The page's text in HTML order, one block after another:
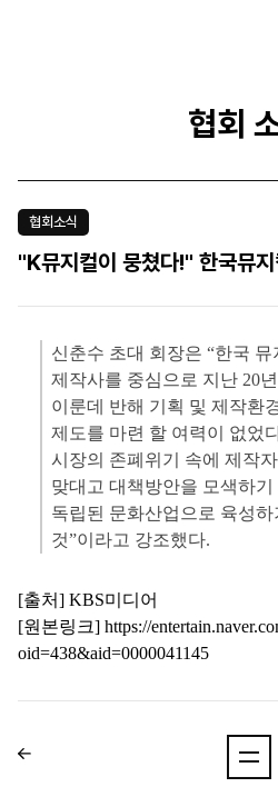
협회
협회소식
"K뮤지컬이 뭉쳤다!" 한국뮤
신춘수 초대 회장은 “한국
제작사를 중심으로 지난 20
이룬데 반해 기획 및 제작환
제도를 마련 할 여력이 없었
시장의 존폐위기 속에 제작
맞대고 대책방안을 모색하
독립된 문화산업으로 육성
것”이라고 강조했다.
[출처] KBS미디어
[원본링크] https://
oid=438&aid=0000041145